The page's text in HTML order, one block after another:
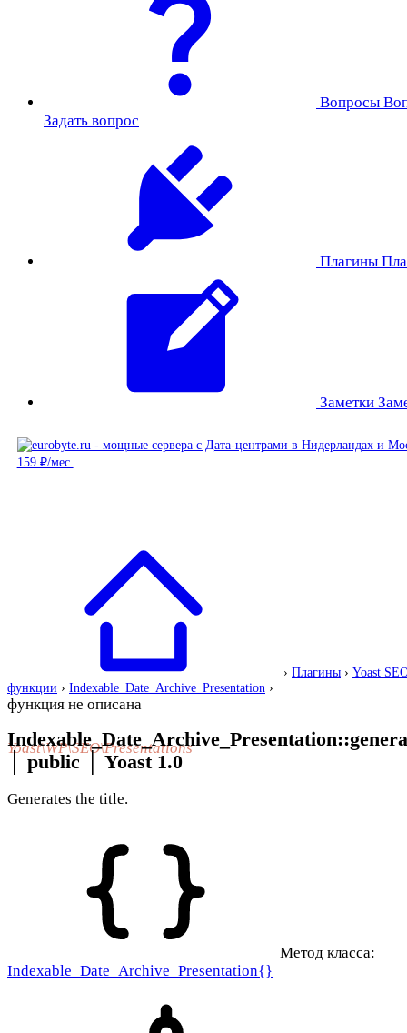
Вопросы
Задать вопрос
Плагины
Заметки
› Плагины › Yoast
функции › Indexable_Date_Archive_Presentation ›
функция не описана
Yoast\WP\SEO\Presentations
public Yoast 1.0
Generates the title.
Метод класса:
Indexable_Date_Archive_Presentation{}